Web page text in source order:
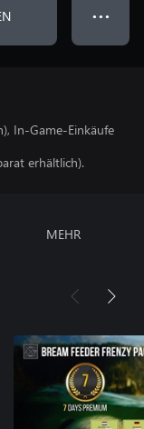
● ● ●
In-Game-Einkäufe
erhältlich).
MEHR